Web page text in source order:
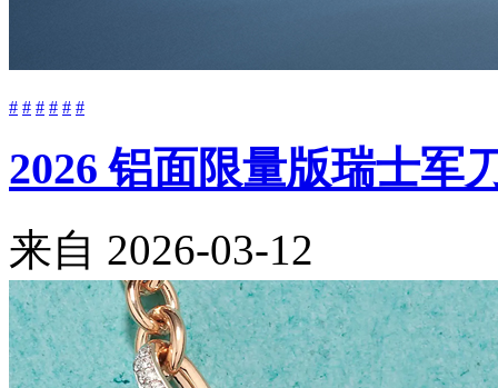
# # # # # #
2026 铝面限量版瑞士军
来自 2026-03-12